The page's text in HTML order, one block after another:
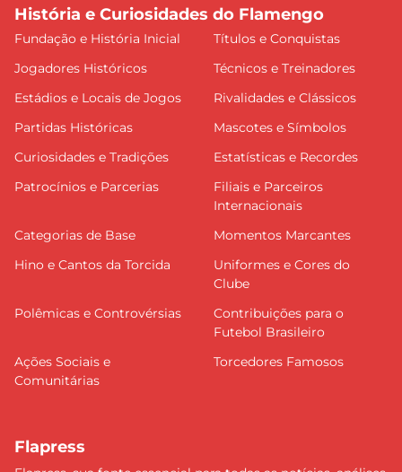
História e Curiosidades do Flamengo
Fundação e História Inicial
Títulos e Conquistas
Jogadores Históricos
Técnicos e Treinadores
Estádios e Locais de Jogos
Rivalidades e Clássicos
Partidas Históricas
Mascotes e Símbolos
Curiosidades e Tradições
Estatísticas e Recordes
Patrocínios e Parcerias
Filiais e Parceiros
Internacionais
Categorias de Base
Momentos Marcantes
Hino e Cantos da Torcida
Uniformes e Cores do
Clube
Polêmicas e Controvérsias
Contribuições para o
Futebol Brasileiro
Ações Sociais e
Comunitárias
Torcedores Famosos
Flapress